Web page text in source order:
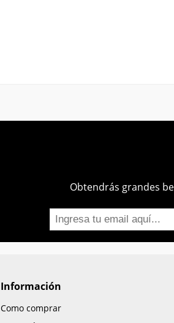
Obtendrás grandes
Información
Como comprar